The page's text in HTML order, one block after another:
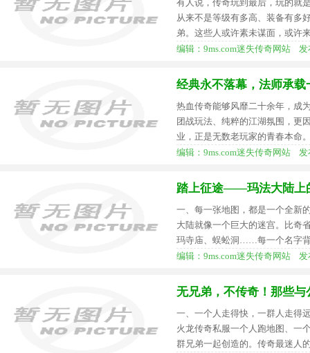
有人说，传奇玩到最后，玩的就
从来不是等级有多高、装备有多
弟。这些人或许素未谋面，或许
编辑：9ms.com迷失传奇网站 发
经典永不落幕，法师承
热血传奇能够风靡二十余年，成
团战玩法、纯粹的江湖氛围，更
业，正是无数老玩家的青春本命
编辑：9ms.com迷失传奇网站 发
踏上征途——玛法大陆上
一、每一张地图，都是一个全新
大陆就像一个巨大的迷宫。比奇
玛寺庙、蜈蚣洞……每一个名字
编辑：9ms.com迷失传奇网站 发
无兄弟，不传奇！那些
一、一个人走得快，一群人走得
火龙传奇私服一个人跑地图、一
群兄弟一起创造的。传奇最迷人